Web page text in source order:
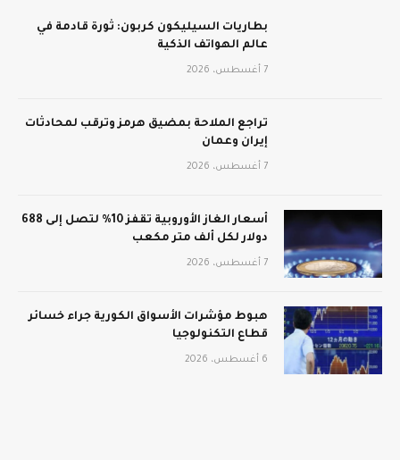
بطاريات السيليكون كربون: ثورة قادمة في
عالم الهواتف الذكية
7 أغسطس، 2026
تراجع الملاحة بمضيق هرمز وترقب لمحادثات
إيران وعمان
7 أغسطس، 2026
أسعار الغاز الأوروبية تقفز 10% لتصل إلى 688
دولار لكل ألف متر مكعب
7 أغسطس، 2026
هبوط مؤشرات الأسواق الكورية جراء خسائر
قطاع التكنولوجيا
6 أغسطس، 2026